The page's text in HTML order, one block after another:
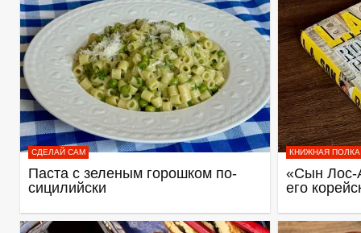
СДЕЛАЙ САМ
Паста с зеленым горошком по-
сицилийски
КНИЖНАЯ ПОЛКА
«Сын Лос-
его